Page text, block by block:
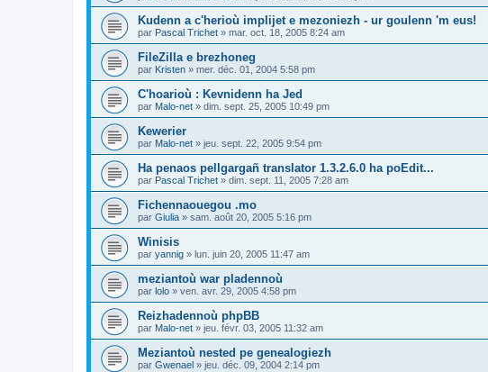
Kudenn a c'herioù implijet e mezoniezh - ur goulenn 'm eus!
par Pascal Trichet » mar. oct. 18, 2005 8:24 am
FileZilla e brezhoneg
par Kristen » mer. déc. 01, 2004 5:58 pm
C'hoarioù : Kevnidenn ha Jed
par Malo-net » dim. sept. 25, 2005 10:49 pm
Kewerier
par Malo-net » jeu. sept. 22, 2005 9:54 pm
Ha penaos pellgargañ translator 1.3.2.6.0 ha poEdit...
par Pascal Trichet » dim. sept. 11, 2005 7:28 am
Fichennaouegou .mo
par Giulia » sam. août 20, 2005 5:16 pm
Winisis
par yannig » lun. juin 20, 2005 11:47 am
meziantoù war pladennoù
par lolo » ven. avr. 29, 2005 4:58 pm
Reizhadennoù phpBB
par Malo-net » jeu. févr. 03, 2005 11:32 am
Meziantoù nested pe genealogiezh
par Gwenael » jeu. déc. 09, 2004 2:14 pm